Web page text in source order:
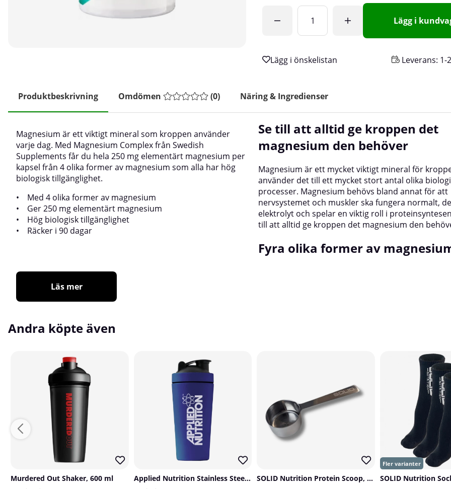
Lägg i
Leverans: 1-
Produktbeskrivning Omdömen (0) Näring & Ingredienser
Magnesium är ett viktigt mineral som kroppen använder
varje dag. Med Magnesium Complex från Swedish
Supplements får du hela 250 mg elementärt magnesium per
kapsel från 4 olika former av magnesium som alla har hög
biologisk tillgänglighet.
• Med 4 olika former av magnesium
• Ger 250 mg elementärt magnesium
• Hög biologisk tillgänglighet
• Räcker i 90 dagar
Se till att alltid ge kroppen det
magnesium den behöver
Magnesium är ett mycket viktigt mineral för
använder det till ett mycket stort antal olika
processer. Magnesium behövs bland annat för att
nervsystemet och muskler ska fungera normalt,
elektrolyt och spelar en viktig roll i
till att alltid ge kroppen det magnesium den
Fyra olika former av
Läs mer
Andra köpte även
Murdered Out Shaker, 600 ml Applied Nutrition Stainless Steel Shaker, 750 ml (Blue) SOLID Nutrition Protein Scoop, stainless steel